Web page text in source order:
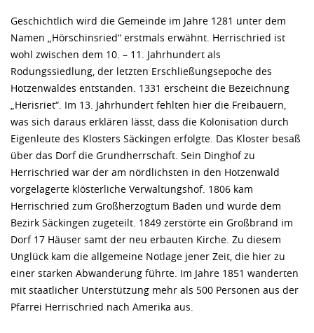
Geschichtlich wird die Gemeinde im Jahre 1281 unter dem
Namen „Hörschinsried“ erstmals erwähnt. Herrischried ist
wohl zwischen dem 10. – 11. Jahrhundert als
Rodungssiedlung, der letzten Erschließungsepoche des
Hotzenwaldes entstanden. 1331 erscheint die Bezeichnung
„Herisriet“. Im 13. Jahrhundert fehlten hier die Freibauern,
was sich daraus erklären lässt, dass die Kolonisation durch
Eigenleute des Klosters Säckingen erfolgte. Das Kloster besaß
über das Dorf die Grundherrschaft. Sein Dinghof zu
Herrischried war der am nördlichsten in den Hotzenwald
vorgelagerte klösterliche Verwaltungshof. 1806 kam
Herrischried zum Großherzogtum Baden und wurde dem
Bezirk Säckingen zugeteilt. 1849 zerstörte ein Großbrand im
Dorf 17 Häuser samt der neu erbauten Kirche. Zu diesem
Unglück kam die allgemeine Notlage jener Zeit, die hier zu
einer starken Abwanderung führte. Im Jahre 1851 wanderten
mit staatlicher Unterstützung mehr als 500 Personen aus der
Pfarrei Herrischried nach Amerika aus.